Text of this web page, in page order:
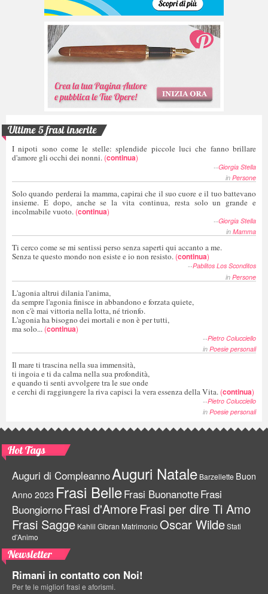
Ultime 5 frasi inserite
I nipoti sono come le stelle: splendide piccole luci che fanno brillare
d'amore gli occhi dei nonni. (continua)
--Giorgia Stella
in Persone
Solo quando perderai la mamma, capirai che il suo cuore e il tuo battevano
insieme. E dopo, anche se la vita continua, resta solo un grande e
incolmabile vuoto. (continua)
--Giorgia Stella
in Mamma
Ti cerco come se mi sentissi perso senza saperti qui accanto a me.
Senza te questo mondo non esiste e io non resisto. (continua)
--Pablitos Los Sconditos
in Persone
L'agonia altrui dilania l'anima,
da sempre l'agonia finisce in abbandono e forzata quiete,
non c'è mai vittoria nella lotta, né trionfo.
L'agonia ha bisogno dei mortali e non è per tutti,
ma solo... (continua)
--Pietro Colucciello
in Poesie personali
Il mare ti trascina nella sua immensità,
ti ingoia e ti da calma nella sua profondità,
e quando ti senti avvolgere tra le sue onde
e cerchi di raggiungere la riva capisci la vera essenza della Vita. (continua)
--Pietro Colucciello
in Poesie personali
Hot Tags
Auguri di CompleannoAuguri Natale Barzellette Buon
Anno 2023 Frasi BelleFrasi BuonanotteFrasi
BuongiornoFrasi d'AmoreFrasi per dire Ti Amo
Frasi Sagge Kahlil Gibran Matrimonio Oscar WildeStati
d'Animo
Newsletter
Rimani in contatto con Noi!
Per te le migliori frasi e aforismi.